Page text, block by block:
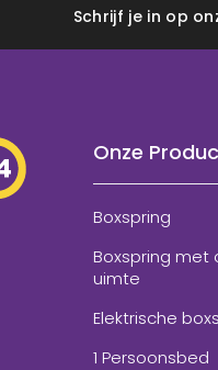
Schrijf je in op
Onze
Boxspring
Boxspring met
uimte
Elektrische
1 Persoonsbed